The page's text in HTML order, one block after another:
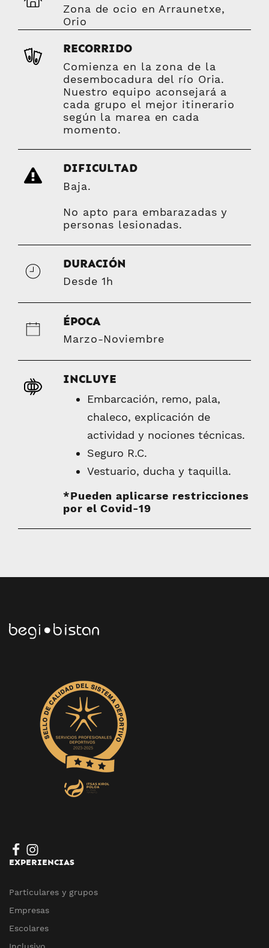
Zona de ocio en Arraunetxe,
Orio
RECORRIDO
Comienza en la zona de la
desembocadura del río Oria.
Nuestro equipo aconsejará a
cada grupo el mejor itinerario
según la marea en cada
momento.
DIFICULTAD
Baja.
No apto para embarazadas y
personas lesionadas.
DURACIÓN
Desde 1h
ÉPOCA
Marzo-Noviembre
INCLUYE
Embarcación, remo, pala,
chaleco, explicación de
actividad y nociones técnicas.
Seguro R.C.
Vestuario, ducha y taquilla.
*Pueden aplicarse restricciones
por el Covid-19
EXPERIENCIAS
Particulares y grupos
Empresas
Escolares